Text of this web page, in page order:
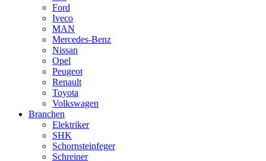
Ford
Iveco
MAN
Mercedes-Benz
Nissan
Opel
Peugeot
Renault
Toyota
Volkswagen
Branchen
Elektriker
SHK
Schornsteinfeger
Schreiner